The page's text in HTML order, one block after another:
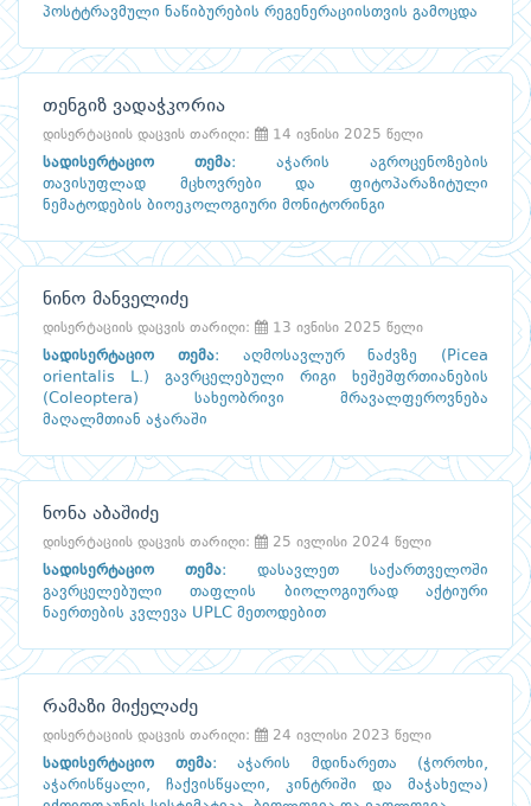
პოსტტრავმული ნაწიბურების რეგენერაციისთვის გამოცდა
თენგიზ ვადაჭკორია
დისერტაციის დაცვის თარიღი: 14 ივნისი 2025 წელი
სადისერტაციო თემა: აჭარის აგროცენოზების
თავისუფლად მცხოვრები და ფიტოპარაზიტული
ნემატოდების ბიოეკოლოგიური მონიტორინგი
ნინო მანველიძე
დისერტაციის დაცვის თარიღი: 13 ივნისი 2025 წელი
სადისერტაციო თემა: აღმოსავლურ ნაძვზე (Picea
orientalis L.) გავრცელებული რიგი ხეშეშფრთიანების
(Coleoptera) სახეობრივი მრავალფეროვნება
მაღალმთიან აჭარაში
ნონა აბაშიძე
დისერტაციის დაცვის თარიღი: 25 ივლისი 2024 წელი
სადისერტაციო თემა: დასავლეთ საქართველოში
გავრცელებული თაფლის ბიოლოგიურად აქტიური
ნაერთების კვლევა UPLC მეთოდებით
რამაზი მიქელაძე
დისერტაციის დაცვის თარიღი: 24 ივლისი 2023 წელი
სადისერტაციო თემა: აჭარის მდინარეთა (ჭოროხი,
აჭარისწყალი, ჩაქვისწყალი, კინტრიში და მაჭახელა)